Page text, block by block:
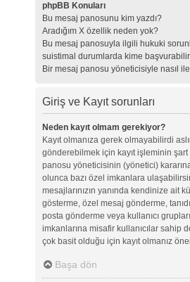
phpBB Konuları
Bu mesaj panosunu kim yazdı?
Aradığım X özellik neden yok?
Bu mesaj panosuyla ilgili hukuki
suistimal durumlarda kime
Bir mesaj panosu yöneticisiyle nasıl
Giriş ve Kayıt sorunları
Neden kayıt olmam gerekiyor?
Kayıt olmanıza gerek olmayabilirdi
gönderebilmek için kayıt işleminin şart
panosu yöneticisinin (yönetici) kararına
olunca bazı özel imkanlara
mesajlarınızın yanında kendinize ait
gösterme, özel mesaj gönderme,
posta gönderme veya kullanıcı
imkanlarına misafir kullanıcılar sahip
çok basit olduğu için kayıt olmanız
Başa dön